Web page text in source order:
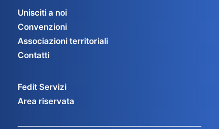
Unisciti a noi
Convenzioni
Associazioni territoriali
Contatti
Fedit Servizi
Area riservata